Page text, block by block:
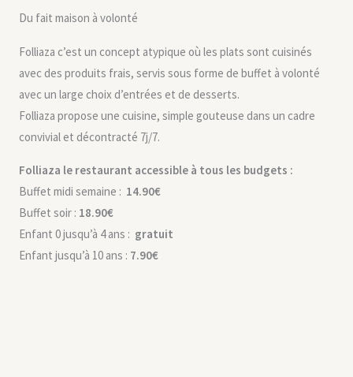
Du fait maison à volonté
Folliaza c’est un concept atypique où les plats sont cuisinés
avec des produits frais, servis sous forme de buffet à volonté
avec un large choix d’entrées et de desserts.
Folliaza propose une cuisine, simple gouteuse dans un cadre
convivial et décontracté 7j/7.
Folliaza le restaurant accessible à tous les budgets :
Buffet midi semaine : 14.90€
Buffet soir : 18.90€
Enfant 0 jusqu’à 4 ans : gratuit
Enfant jusqu’à 10 ans : 7.90€